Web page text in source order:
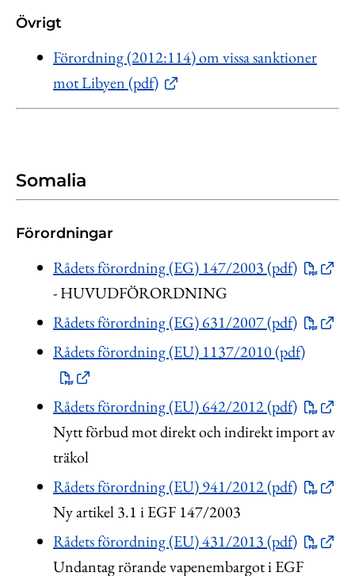
Övrigt
Förordning (2012:114) om vissa sanktioner
mot Libyen (pdf)
Somalia
Förordningar
Rådets förordning (EG) 147/2003 (pdf)
- HUVUDFÖRORDNING
Rådets förordning (EG) 631/2007 (pdf)
Rådets förordning (EU) 1137/2010 (pdf)
Rådets förordning (EU) 642/2012 (pdf)
Nytt förbud mot direkt och indirekt import av
träkol
Rådets förordning (EU) 941/2012 (pdf)
Ny artikel 3.1 i EGF 147/2003
Rådets förordning (EU) 431/2013 (pdf)
Undantag rörande vapenembargot i EGF